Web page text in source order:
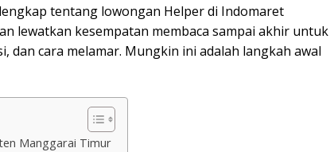
tentang lowongan Helper di Indomaret
lewatkan kesempatan membaca sampai akhir untuk
dan cara melamar. Mungkin ini adalah langkah awal
Manggarai Timur